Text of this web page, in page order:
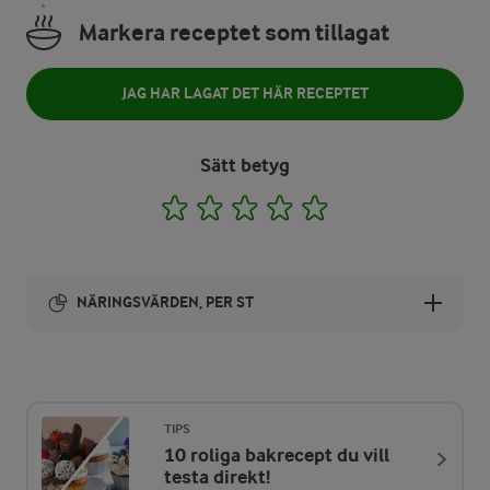
Markera receptet som tillagat
JAG HAR LAGAT DET HÄR RECEPTET
Sätt betyg
1 2 3 4
NÄRINGSVÄRDEN, PER ST
ENERGIDISTRIBUTION %
NÄRINGSVÄRDEN PER ST
TIPS
10 roliga bakrecept du vill
testa direkt!